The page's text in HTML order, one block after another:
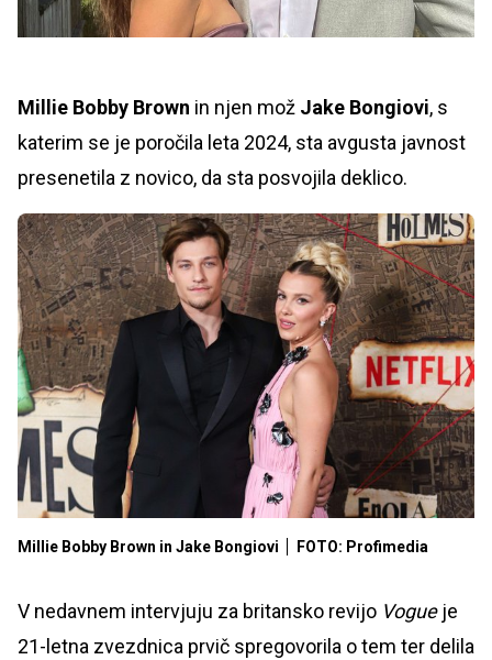
Millie Bobby Brown in njen mož Jake Bongiovi, s
katerim se je poročila leta 2024, sta avgusta javnost
presenetila z novico, da sta posvojila deklico.
Millie Bobby Brown in Jake Bongiovi FOTO: Profimedia
V nedavnem intervjuju za britansko revijo Vogueje
21-letna zvezdnica prvič spregovorila o tem ter delila